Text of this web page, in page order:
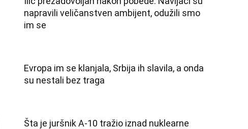
WEB PREPORUKE
potraga za pojačanjima još traje
grmljavina i olujni vetar, a onda stiže novi